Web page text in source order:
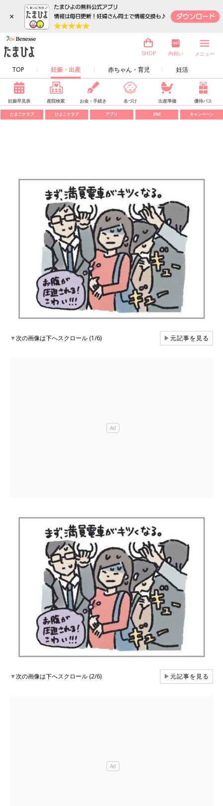
×
TOP 妊娠・出産 赤ちゃん・育児 妊活
SHOP 内祝い メニュー
妊娠早見表 産院検索 お金・手続き 名づけ 出産準備 優待パス
たまごクラブ ひよこクラブ アプリ SNS キャンペーン
▼次の画像は下へスクロール (1/6) ▶元記事を見る
▼次の画像は下へスクロール (2/6) ▶元記事を見る